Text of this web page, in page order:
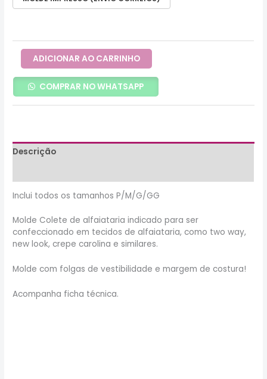
ADICIONAR AO CARRINHO
COMPRAR NO WHATSAPP
Descrição
Inclui todos os tamanhos P/M/G/GG
Molde Colete de alfaiataria indicado para ser
confeccionado em tecidos de alfaiataria, como two way,
new look, crepe carolina e similares.
Molde com folgas de vestibilidade e margem de costura!
Acompanha ficha técnica.